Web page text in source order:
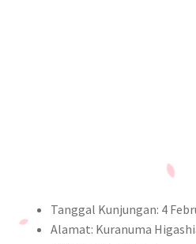
Tanggal Kunjungan: 4
Alamat: Kuranuma